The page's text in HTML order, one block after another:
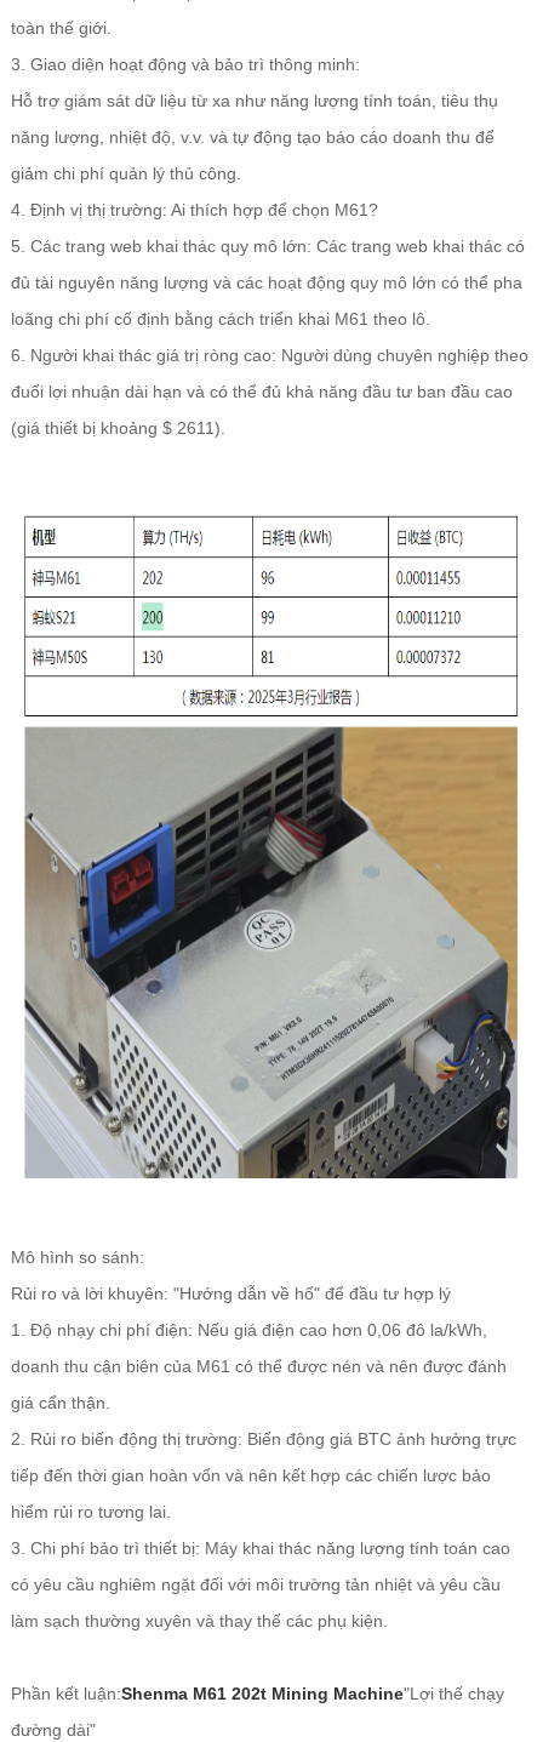
toàn thế giới.
3. Giao diện hoạt động và bảo trì thông minh:
Hỗ trợ giám sát dữ liệu từ xa như năng lượng tính toán, tiêu thụ
năng lượng, nhiệt độ, v.v. và tự động tạo báo cáo doanh thu để
giảm chi phí quản lý thủ công.
4. Định vị thị trường: Ai thích hợp để chọn M61?
5. Các trang web khai thác quy mô lớn: Các trang web khai thác có
đủ tài nguyên năng lượng và các hoạt động quy mô lớn có thể pha
loãng chi phí cố định bằng cách triển khai M61 theo lô.
6. Người khai thác giá trị ròng cao: Người dùng chuyên nghiệp theo
đuổi lợi nhuận dài hạn và có thể đủ khả năng đầu tư ban đầu cao
(giá thiết bị khoảng $ 2611).
Mô hình so sánh:
Rủi ro và lời khuyên: "Hướng dẫn về hố" để đầu tư hợp lý
1. Độ nhạy chi phí điện: Nếu giá điện cao hơn 0,06 đô la/kWh,
doanh thu cận biên của M61 có thể được nén và nên được đánh
giá cẩn thận.
2. Rủi ro biến động thị trường: Biến động giá BTC ảnh hưởng trực
tiếp đến thời gian hoàn vốn và nên kết hợp các chiến lược bảo
hiểm rủi ro tương lai.
3. Chi phí bảo trì thiết bị: Máy khai thác năng lượng tính toán cao
có yêu cầu nghiêm ngặt đối với môi trường tản nhiệt và yêu cầu
làm sạch thường xuyên và thay thế các phụ kiện.
Phần kết luận:Shenma M61 202t Mining Machine"Lợi thế chạy
đường dài"